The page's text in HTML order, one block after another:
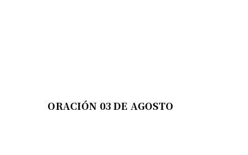
ORACIÓN 03 DE AGOSTO